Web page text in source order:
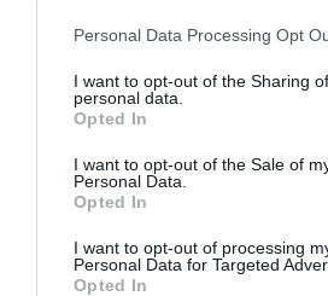
Please note that this website/app
not limited to your visit or usage
grant or deny consent to Google and
use your data for below specified
consent section.
Personal Data Processing Opt
I want to opt-out of the Sharing
personal data.
Opted In
I want to opt-out of the Sale of
Personal Data.
Opted In
I want to opt-out of processing
Personal Data for Targeted
Opted In